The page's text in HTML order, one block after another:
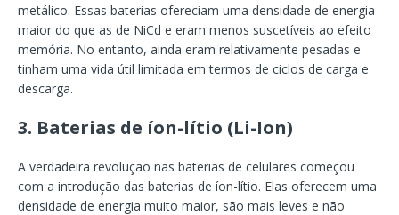
metálico. Essas baterias ofereciam uma densidade de energia
maior do que as de NiCd e eram menos suscetíveis ao efeito
memória. No entanto, ainda eram relativamente pesadas e
tinham uma vida útil limitada em termos de ciclos de carga e
descarga.
3. Baterias de íon-lítio (Li-Ion)
A verdadeira revolução nas baterias de celulares começou
com a introdução das baterias de íon-lítio. Elas oferecem uma
densidade de energia muito maior, são mais leves e não